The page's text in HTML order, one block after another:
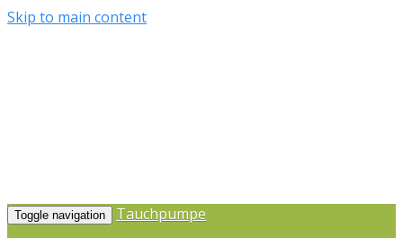
Skip to main content
Toggle navigation
Tauchpumpe